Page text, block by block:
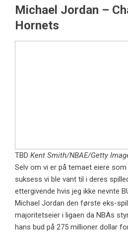
Michael Jordan –
Hornets
TBD Kent Smith/NBAE/Getty
Selv om vi er på temaet eiere
suksess vi ble vant til i deres
ettergivende hvis jeg ikke nevnte
Michael Jordan den første eks-
majoritetseier i ligaen da NBAs
hans bud på 275 millioner dollar